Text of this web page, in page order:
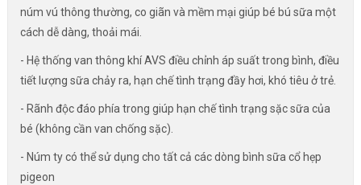
núm vú thông thường, co giãn và mềm mại giúp bé bú sữa một
cách dễ dàng, thoải mái.
- Hệ thống van thông khí AVS điều chỉnh áp suất trong bình, điều
tiết lượng sữa chảy ra, hạn chế tình trạng đầy hơi, khó tiêu ở trẻ.
- Rãnh độc đáo phía trong giúp hạn chế tình trạng sặc sữa của
bé (không cần van chống sặc).
- Núm ty có thể sử dụng cho tất cả các dòng bình sữa cổ hẹp
pigeon